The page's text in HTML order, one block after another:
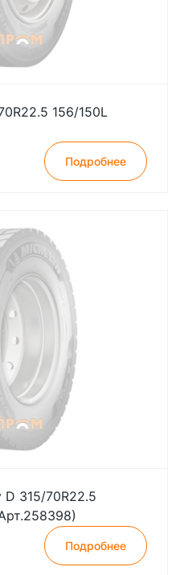
156/150L
Подробнее
D 315/70R22.5
Подробнее